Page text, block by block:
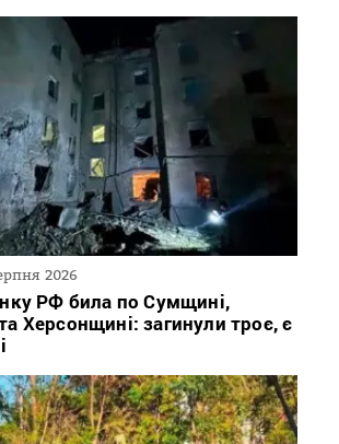
2026
РФ била по Сумщині,
Херсонщині: загинули троє, є